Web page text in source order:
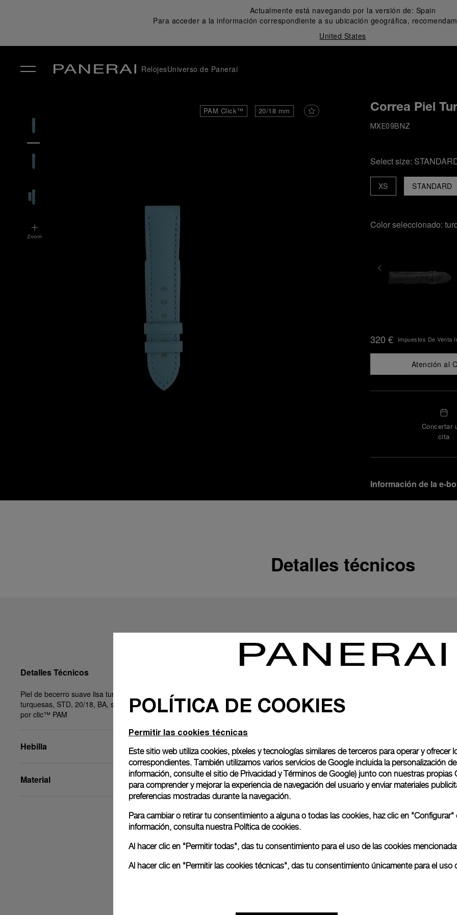
Actualmente está navegando por la versión de: Spain
Para acceder a la información correspondiente a su ubicación geográfica,
United States
RelojesUniverso de Panerai
PAM Click™ 20/18 mm Correa Piel
MXE09BNZ
Select size:
STANDARD
XS
Color seleccionado:
320 € Impuestos De Venta
Atención al
Concertar
cita
Información de la e-
Devoluciones y
Officine Panerai
de crédito:
ofrecerá la opción de
Seguir leyendo
no se correspondan con los
Detalles técnicos
Detalles Técnicos
Piel de becerro suave lisa turquesa, pespuntes
turquesas, STD, 20/18, BA, sistema de extracción
por clic™ PAM
Hebilla
Material
POLÍTICA DE COOKIES
Permitir las cookies técnicas
Este sitio web utiliza cookies, píxeles y tecnologías similares de terceros para operar y ofrecer
correspondientes. También utilizamos varios servicios de Google incluida la personalización
información, consulte el sitio de Privacidad y Términos de Google) junto con nuestras propias
para comprender y mejorar la experiencia de navegación del usuario y enviar materiales
preferencias mostradas durante la navegación.
Para cambiar o retirar tu consentimiento a alguna o todas las cookies, haz clic en
información, consulta nuestra Política de cookies.
Al hacer clic en "Permitir todas", das tu consentimiento para el uso de las cookies
Al hacer clic en "Permitir las cookies técnicas", das tu consentimiento únicamente para el uso